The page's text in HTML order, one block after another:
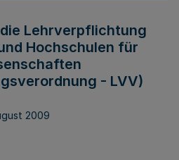
Lehrverpflichtung
Hochschulen für
- LVV)
2009